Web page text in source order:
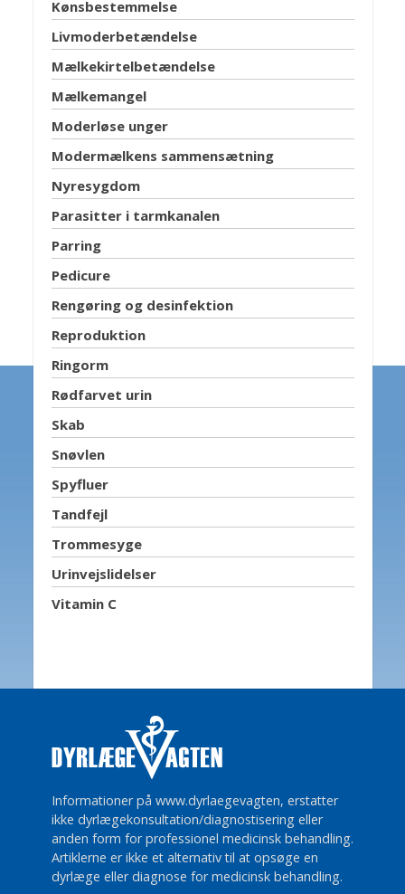
Kønsbestemmelse
Livmoderbetændelse
Mælkekirtelbetændelse
Mælkemangel
Moderløse unger
Modermælkens sammensætning
Nyresygdom
Parasitter i tarmkanalen
Parring
Pedicure
Rengøring og desinfektion
Reproduktion
Ringorm
Rødfarvet urin
Skab
Snøvlen
Spyfluer
Tandfejl
Trommesyge
Urinvejslidelser
Vitamin C
Informationer på www.dyrlaegevagten, erstatter
ikke dyrlægekonsultation/diagnostisering eller
anden form for professionel medicinsk behandling.
Artiklerne er ikke et alternativ til at opsøge en
dyrlæge eller diagnose for medicinsk behandling.